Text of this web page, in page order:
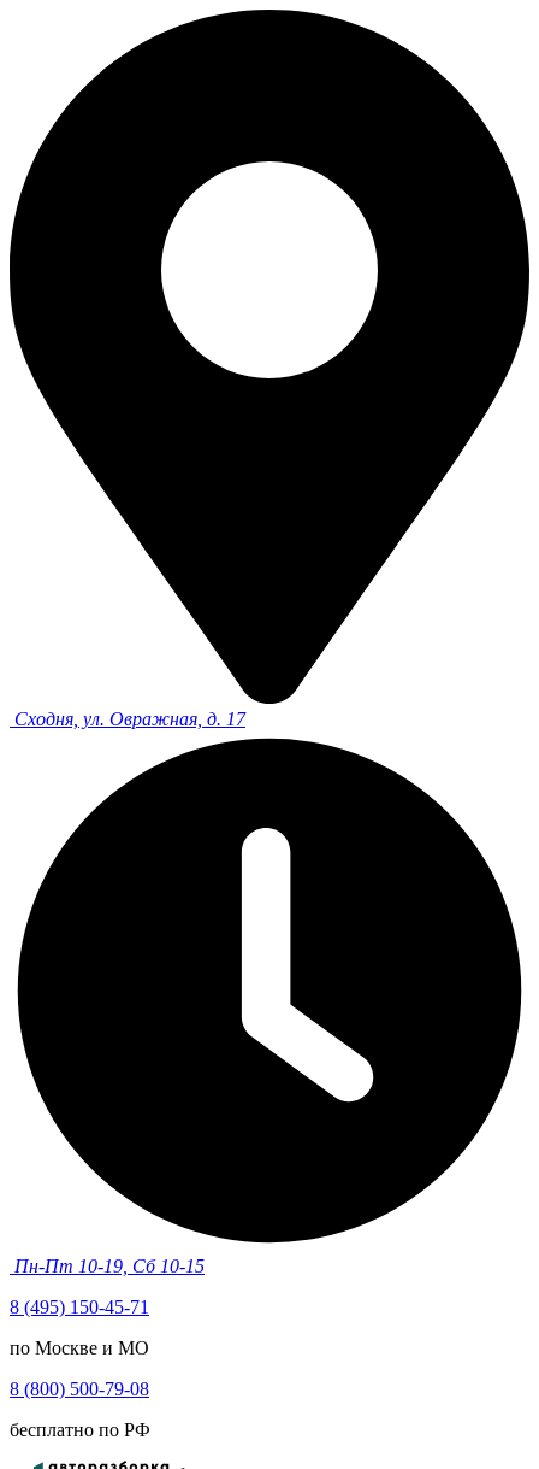
Сходня, ул. Овражная, д. 17
Пн-Пт 10-19, Сб 10-15
8 (495) 150-45-71
по Москве и МО
8 (800) 500-79-08
бесплатно по РФ